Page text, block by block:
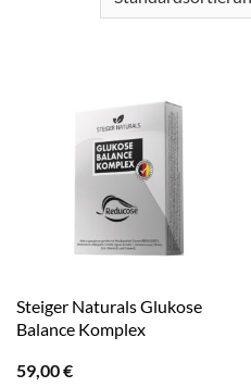
Steiger Naturals Glukose
Balance Komplex
59,00€